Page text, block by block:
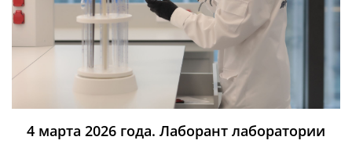
4 марта 2026 года. Лаборант лаборатории